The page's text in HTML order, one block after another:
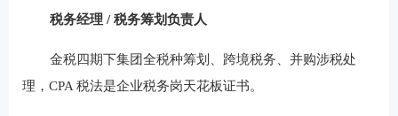
税务经理 / 税务筹划负责人
金税四期下集团全税种筹划、跨境税务、并购涉税处
理，CPA 税法是企业税务岗天花板证书。